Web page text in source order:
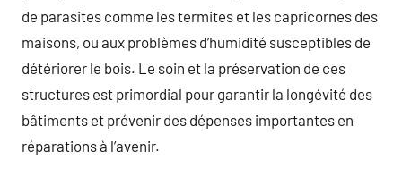
de parasites comme les termites et les capricornes des
maisons, ou aux problèmes d’humidité susceptibles de
détériorer le bois. Le soin et la préservation de ces
structures est primordial pour garantir la longévité des
bâtiments et prévenir des dépenses importantes en
réparations à l’avenir.